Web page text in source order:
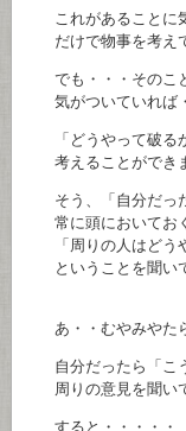
これがあることに気
だけで物事を考えて
でも・・・そのこ
気がついていれば
「どうやって破る
考えることができ
そう、「自分だった
常に頭においてお
「周りの人はどうや
ということを聞いて
あ・・むやみやたら
自分だったら「こう
周りの意見を聞いて
すると・・・・・